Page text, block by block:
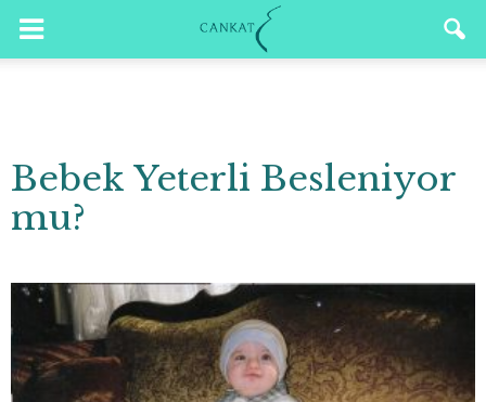
Bebek Yeterli Besleniyor
mu?